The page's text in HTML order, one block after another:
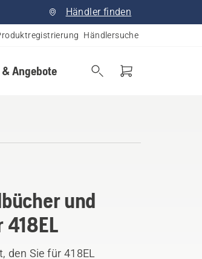
Händler finden
Händlersuche
Angebote
und
den Sie für 418EL